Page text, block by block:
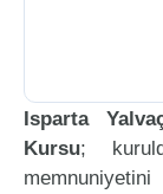
Isparta
Kursu;